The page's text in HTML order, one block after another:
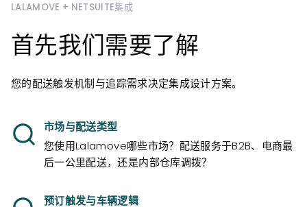
LALAMOVE + NETSUITE集成
首先我们需要了解
您的配送触发机制与追踪需求决定集成设计方案。
市场与配送类型
您使用Lalamove哪些市场？配送服务于B2B、电商最
后一公里配送，还是内部仓库调拨？
预订触发与车辆逻辑